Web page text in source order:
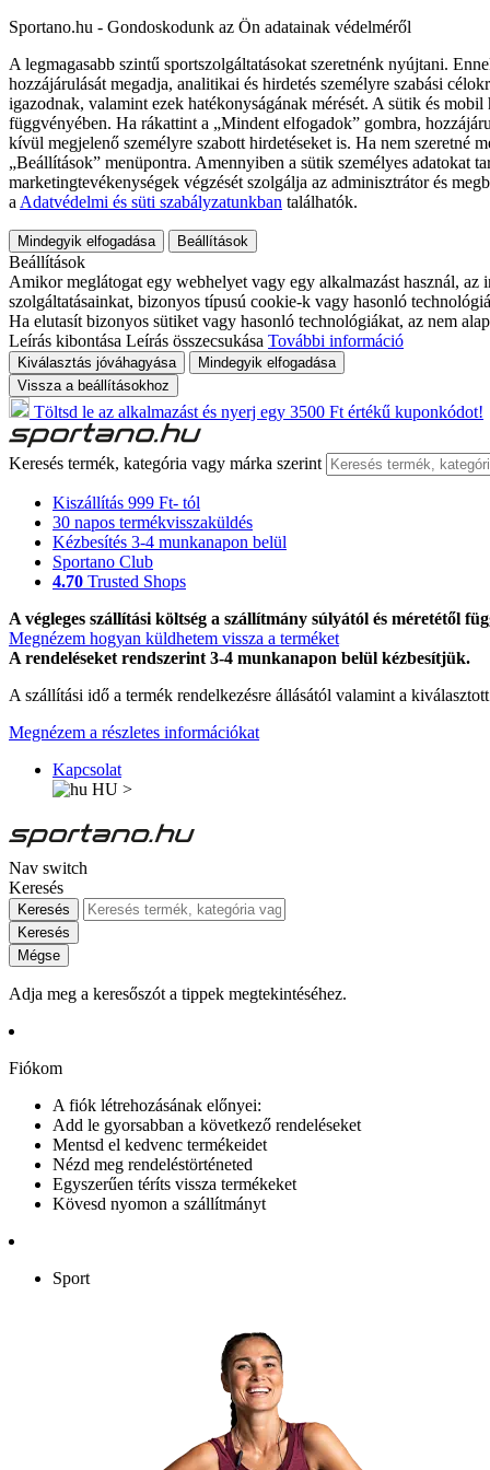
Sportano.hu - Gondoskodunk az Ön adatainak védelméről
A legmagasabb szintű sportszolgáltatásokat szeretnénk nyújtani.
hozzájárulását megadja, analitikai és hirdetés személyre szabási
igazodnak, valamint ezek hatékonyságának mérését. A sütik és
függvényében. Ha rákattint a „Mindent elfogadok” gombra,
kívül megjelenő személyre szabott hirdetéseket is. Ha nem szeretné
„Beállítások” menüpontra. Amennyiben a sütik személyes adatokat
marketingtevékenységek végzését szolgálja az adminisztrátor és
a Adatvédelmi és süti szabályzatunkban találhatók.
Mindegyik elfogadása Beállítások
Beállítások
Amikor meglátogat egy webhelyet vagy egy alkalmazást használ,
szolgáltatásainkat, bizonyos típusú cookie-k vagy hasonló
Ha elutasít bizonyos sütiket vagy hasonló technológiákat, az nem
Leírás kibontása Leírás összecsukása További információ
Kiválasztás jóváhagyása
Mindegyik elfogadása
Vissza a beállításokhoz
Töltsd le az alkalmazást és nyerj egy 3500 Ft értékű kuponkódot!
Keresés termék, kategória vagy márka szerint
Kiszállítás 999 Ft- tól
30 napos termékvisszaküldés
Kézbesítés 3-4 munkanapon belül
Sportano Club
4.70 Trusted Shops
A végleges szállítási költség a szállítmány súlyától és méretétől
Megnézem hogyan küldhetem vissza a terméket
A rendeléseket rendszerint 3-4 munkanapon belül kézbesítjük.
A szállítási idő a termék rendelkezésre állásától valamint a
Megnézem a részletes információkat
Kapcsolat
HU >
Nav switch
Keresés
Keresés
Keresés
Mégse
Adja meg a keresőszót a tippek megtekintéséhez.
Fiókom
A fiók létrehozásának előnyei:
Add le gyorsabban a következő rendeléseket
Mentsd el kedvenc termékeidet
Nézd meg rendeléstörténeted
Egyszerűen téríts vissza termékeket
Kövesd nyomon a szállítmányt
Sport